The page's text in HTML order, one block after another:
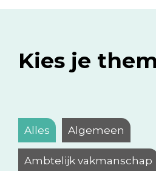
Kies je
Alles Algemeen
Ambtelijk vakmanschap